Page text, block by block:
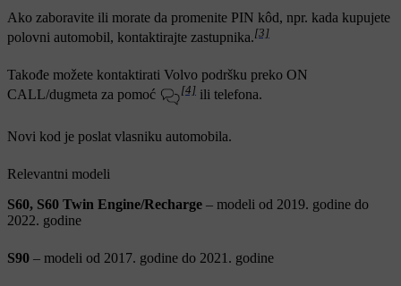
Ako zaboravite ili morate da promenite PIN kôd, npr. kada kupujete
polovni automobil, kontaktirajte zastupnika.[3]
Takođe možete kontaktirati Volvo podršku preko ON
CALL/dugmeta za pomoć [4] ili telefona.
Novi kod je poslat vlasniku automobila.
Relevantni modeli
S60, S60 Twin Engine/Recharge – modeli od 2019. godine do
2022. godine
S90 – modeli od 2017. godine do 2021. godine